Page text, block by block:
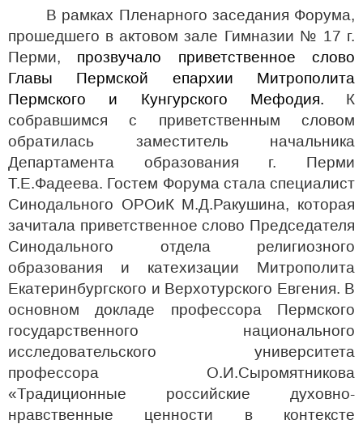
В рамках Пленарного заседания Форума,
прошедшего в актовом зале Гимназии № 17 г.
Перми, прозвучало приветственное слово
Главы Пермской епархии Митрополита
Пермского и Кунгурского Мефодия.
К
собравшимся с приветственным словом
обратилась заместитель начальника
Департамента образования г. Перми
Т.Е.Фадеева. Гостем Форума стала специалист
Синодального ОРОиК М.Д.Ракушина, которая
зачитала приветственное слово Председателя
Синодального отдела религиозного
образования и катехизации Митрополита
Екатеринбургского и Верхотурского Евгения. В
основном докладе профессора Пермского
государственного национального
исследовательского университета
профессора О.И.Сыромятникова
«Традиционные российские духовно-
нравственные ценности в контексте